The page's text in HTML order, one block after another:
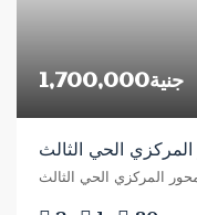
جنية1,700,000
المركزي الحي الثالث